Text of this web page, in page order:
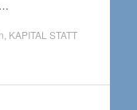
KAPITAL STATT